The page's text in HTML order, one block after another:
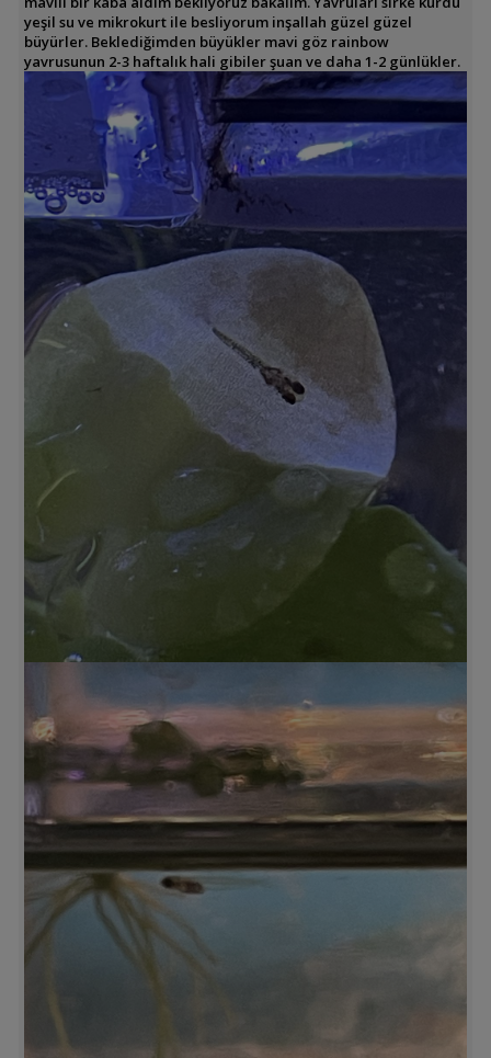
yeşil su ve mikrokurt ile besliyorum inşallah güzel güzel
büyürler. Beklediğimden büyükler mavi göz rainbow
yavrusunun 2-3 haftalık hali gibiler şuan ve daha 1-2 günlükler.